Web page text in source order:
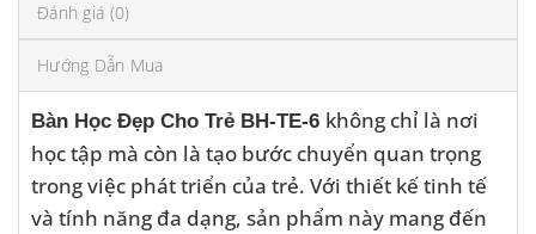
Đánh giá (0)
Hướng Dẫn Mua
Bàn Học Đẹp Cho Trẻ BH-TE-6 không chỉ là nơi
học tập mà còn là tạo bước chuyển quan trọng
trong việc phát triển của trẻ. Với thiết kế tinh tế
và tính năng đa dạng, sản phẩm này mang đến